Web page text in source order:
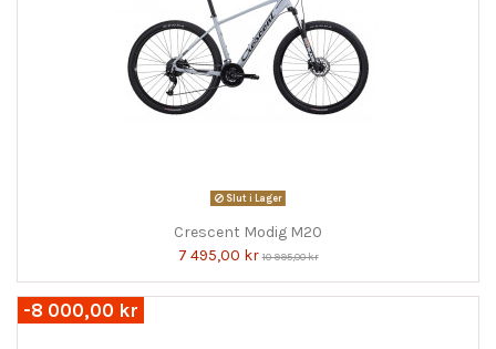
Slut i Lager
Crescent Modig M20
7 495,00 kr10 995,00 kr
-8 000,00 kr